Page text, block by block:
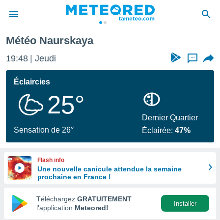
de
en
Météo Naurskaya
19:48 Jeudi ...
Éclaircies
25°
Sensation de 26°
Dernier Quartier
Éclairée:47%
Flash info
Une nouvelle canicule attendue la semaine
prochaine en France !
Téléchargez GRATUITEMENT
l’application Meteored!
Installer